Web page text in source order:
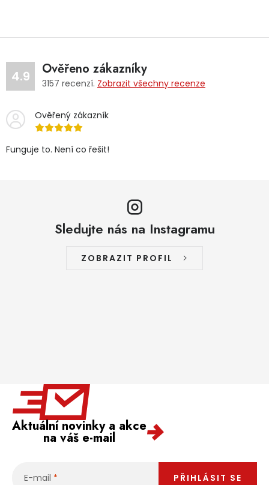
4.9 Ověřeno zákazníky
3157 recenzí. Zobrazit všechny recenze
Ověřený zákazník
Funguje to. Není co řešit!
Sledujte nás na Instagramu
ZOBRAZIT PROFIL
Aktuální novinky a akce
na váš e-mail
E-mail PŘIHLÁSIT SE